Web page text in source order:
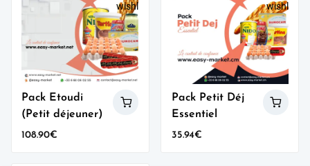
wishlist
Pack Etoudi
(Petit déjeuner)
108.90€
wishlist
Pack Petit Déj
Essentiel
35.94€